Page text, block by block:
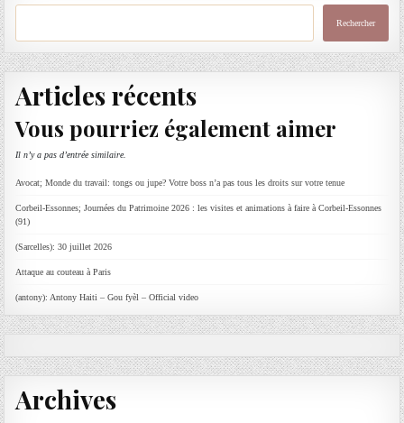
Rechercher
Articles récents
Vous pourriez également aimer
Il n’y a pas d’entrée similaire.
Avocat; Monde du travail: tongs ou jupe? Votre boss n’a pas tous les droits sur votre tenue
Corbeil-Essonnes; Journées du Patrimoine 2026 : les visites et animations à faire à Corbeil-Essonnes
(91)
(Sarcelles): 30 juillet 2026
Attaque au couteau à Paris
(antony): Antony Haiti – Gou fyèl – Official video
Archives